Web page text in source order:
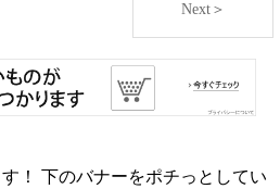
Next＞
！ 下のバナーをポチっとしてい